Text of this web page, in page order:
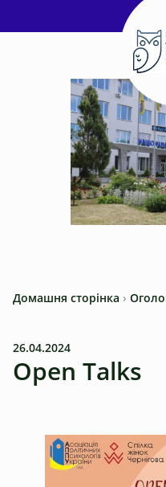
Домашня сторінка ›
26.04.2024
Open Talks